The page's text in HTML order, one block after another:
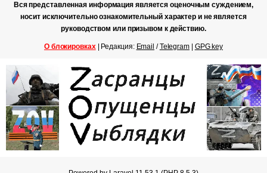
Вся представленная информация является оценочным суждением,
носит исключительно ознакомительный характер и не является
руководством или призывом к действию.
О блокировках| Редакция: Email /Telegram| GPG key